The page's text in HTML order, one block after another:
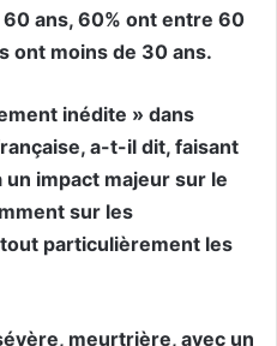
ans, 60% ont entre 60
ont moins de 30 ans.
inédite » dans
a-t-il dit, faisant
un impact majeur sur le
sur les
particulièrement les
meurtrière, avec un